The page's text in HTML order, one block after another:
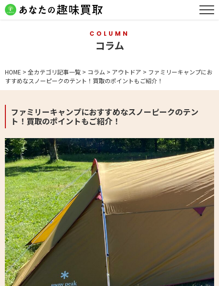
COLUMN
コラム
HOME > 全カテゴリ記事一覧 > コラム > アウトドア > ファミリーキャンプにお
すすめなスノーピークのテント！買取のポイントもご紹介！
ファミリーキャンプにおすすめなスノーピークのテン
ト！買取のポイントもご紹介！